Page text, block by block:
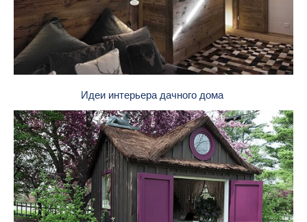
Идеи интерьера дачного дома